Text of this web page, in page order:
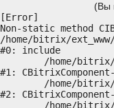
(Вы
[Error]
Non-static method
/home/bitrix/
#0: include
#1:
#2: